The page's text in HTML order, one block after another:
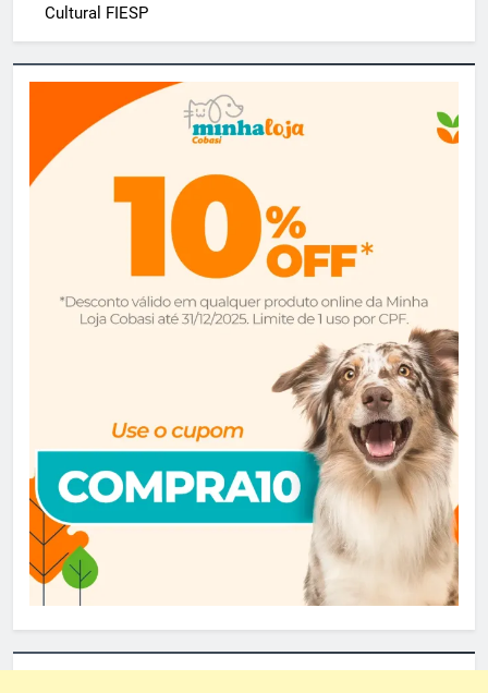
Cultural FIESP